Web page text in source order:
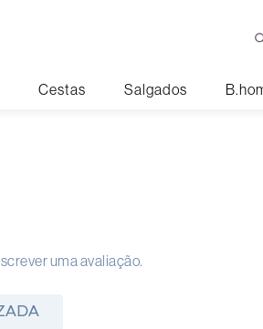
Cestas Salgados
uma avaliação.